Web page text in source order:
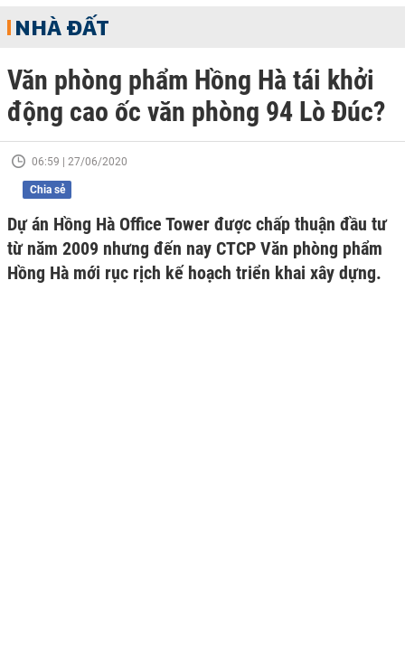
NHÀ ĐẤT
Văn phòng phẩm Hồng Hà tái khởi
động cao ốc văn phòng 94 Lò Đúc?
06:59 | 27/06/2020
Chia sẻ
Dự án Hồng Hà Office Tower được chấp thuận đầu tư
từ năm 2009 nhưng đến nay CTCP Văn phòng phẩm
Hồng Hà mới rục rịch kế hoạch triển khai xây dựng.